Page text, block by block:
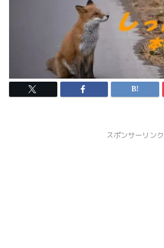
スポンサーリンク